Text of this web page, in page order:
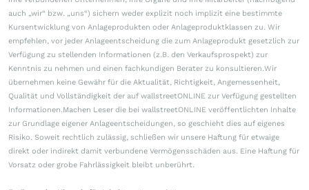
auch „wir“ bzw. „uns“) sichern weder explizit noch implizit eine bestimmte
Kursentwicklung von Anlageprodukten oder Anlageproduktklassen zu. Wir
empfehlen, vor jeder Anlageentscheidung die zum Anlageprodukt gesetzlich zur
Verfügung zu stellenden Informationen (z.B. den Verkaufsprospekt) zur
Kenntnis zu nehmen und einen fachkundigen Berater zu konsultieren.Wir
übernehmen keine Gewähr für die Aktualität, Richtigkeit, Angemessenheit,
Qualität und Vollständigkeit der auf wallstreetONLINE zur Verfügung gestellten
Informationen.Machen Leser die bei wallstreetONLINE veröffentlichten Inhalte
zur Grundlage eigener Anlageentscheidungen, so geschieht dies auf eigenes
Risiko. Soweit rechtlich zulässig, schließen wir unsere Haftung für etwaige
direkt oder indirekt damit verbundene Vermögensschäden aus. Eine Haftung für
Vorsatz oder grobe Fahrlässigkeit bleibt unberührt.